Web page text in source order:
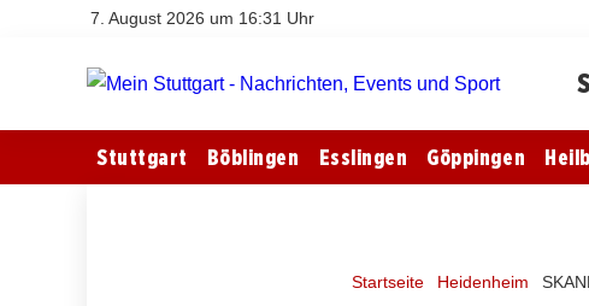
7. August 2026 um 16:31 Uhr
Stuttgart Böblingen Esslingen Göppingen
Startseite Heidenheim